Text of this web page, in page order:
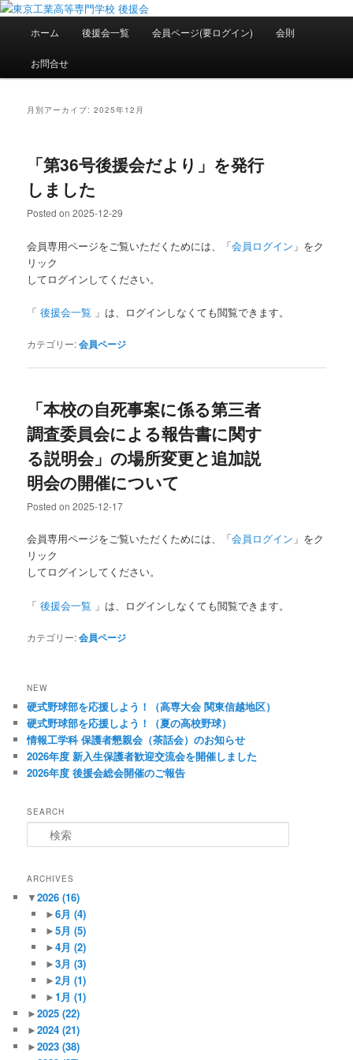
メ
ン
サ
テ
東京工業高等専門学校 後援会
National Institute of Technology ,Tokyo College Supporters.
メ
ホーム 後援会一覧 会員ページ(要ログイン) 会則
お問合せ
月別アーカイブ:2025年12月
「第36号後援会だより」を発行
しました
Posted on2025-12-29
会員専用ページをご覧いただくためには、「会員ログイン 」をク
リック
してログインしてください。
「後援会一覧 」は、ログインしなくても閲覧できます。
カテゴリー:会員ページ
「本校の自死事案に係る第三者
調査委員会による報告書に関す
る説明会」の場所変更と追加説
明会の開催について
Posted on2025-12-17
会員専用ページをご覧いただくためには、「会員ログイン 」をク
リック
してログインしてください。
「後援会一覧 」は、ログインしなくても閲覧できます。
カテゴリー:会員ページ
NEW
硬式野球部を応援しよう！（高専大会 関東信越地区）
硬式野球部を応援しよう！（夏の高校野球）
情報工学科 保護者懇親会（茶話会）のお知らせ
2026年度 新入生保護者歓迎交流会を開催しました
2026年度 後援会総会開催のご報告
SEARCH
索
ARCHIVES
▼2026(16)
►6月 (4)
►5月 (5)
►4月 (2)
►3月 (3)
►2月 (1)
►1月 (1)
►2025(22)
►2024(21)
►2023(38)